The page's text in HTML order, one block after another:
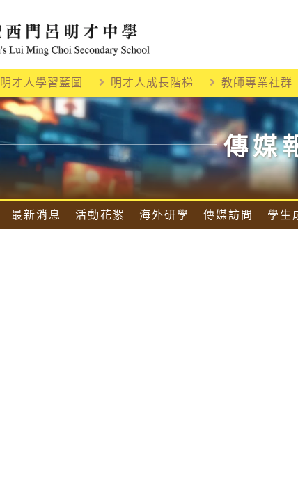
明才人學習藍圖 明才人成長階梯 教師專業社群
傳媒
最新消息 活動花絮 海外研學 傳媒訪問 學生